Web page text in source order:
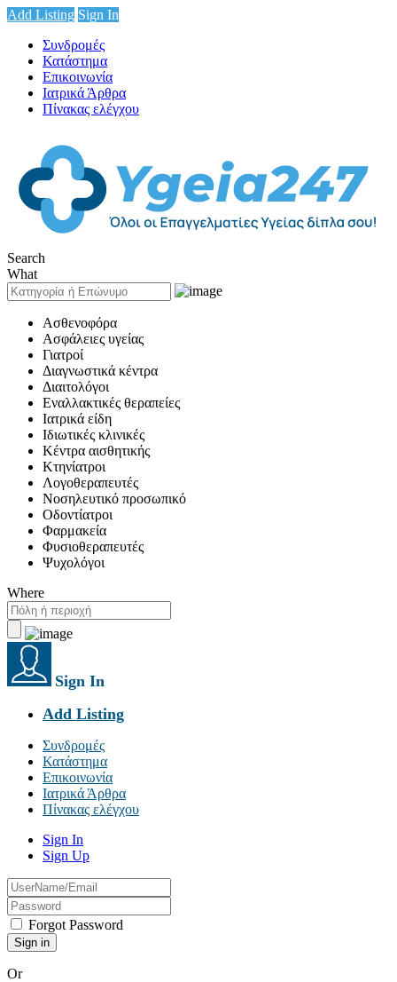
Add Listing Sign In
Συνδρομές
Κατάστημα
Επικοινωνία
Ιατρικά Άρθρα
Πίνακας ελέγχου
Search
What
Ασθενοφόρα
Ασφάλειες υγείας
Γιατροί
Διαγνωστικά κέντρα
Διαιτολόγοι
Εναλλακτικές θεραπείες
Ιατρικά είδη
Ιδιωτικές κλινικές
Κέντρα αισθητικής
Κτηνίατροι
Λογοθεραπευτές
Νοσηλευτικό προσωπικό
Οδοντίατροι
Φαρμακεία
Φυσιοθεραπευτές
Ψυχολόγοι
Where
Sign In
Add Listing
Συνδρομές
Κατάστημα
Επικοινωνία
Ιατρικά Άρθρα
Πίνακας ελέγχου
Sign In
Sign Up
Forgot Password
Or